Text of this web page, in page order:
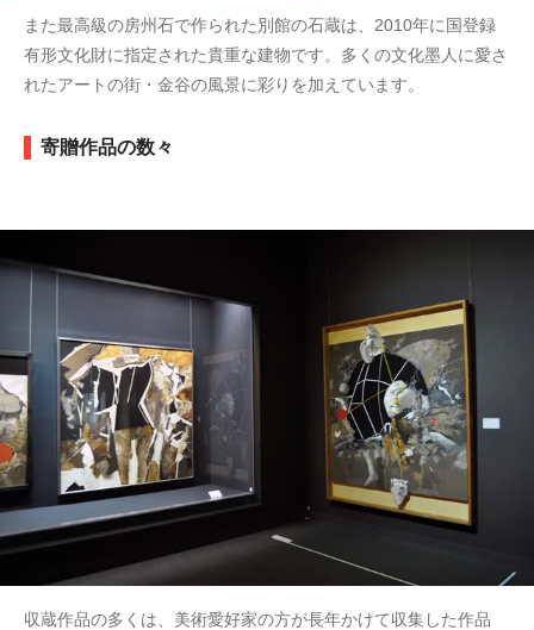
また最高級の房州石で作られた別館の石蔵は、2010年に国登録
有形文化財に指定された貴重な建物です。多くの文化墨人に愛さ
れたアートの街・金谷の風景に彩りを加えています。
寄贈作品の数々
収蔵作品の多くは、美術愛好家の方が長年かけて収集した作品